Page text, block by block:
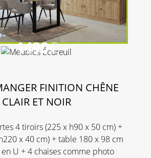
1490€
FINITION CHÊNE
CLAIR ET NOIR
4 tiroirs (225 x h90 x 50 cm) +
x 40 cm) + table 180 x 98 cm
U + 4 chaises comme photo